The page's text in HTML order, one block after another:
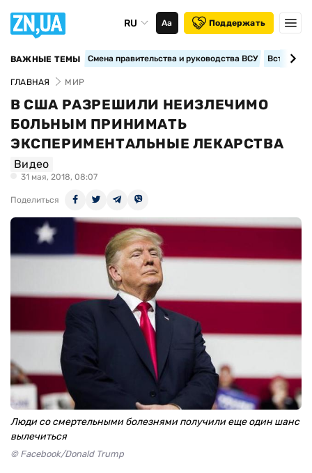
RU Аа Поддержать
ВАЖНЫЕ ТЕМЫ Смена правительства и руководства ВСУ
ГЛАВНАЯ МИР
В США РАЗРЕШИЛИ НЕИЗЛЕЧИМО
БОЛЬНЫМ ПРИНИМАТЬ
ЭКСПЕРИМЕНТАЛЬНЫЕ ЛЕКАРСТВА
Видео
31 мая, 2018, 08:07
Поделиться
Люди со смертельными болезнями получили еще один шанс
вылечиться
© Facebook/Donald Trump